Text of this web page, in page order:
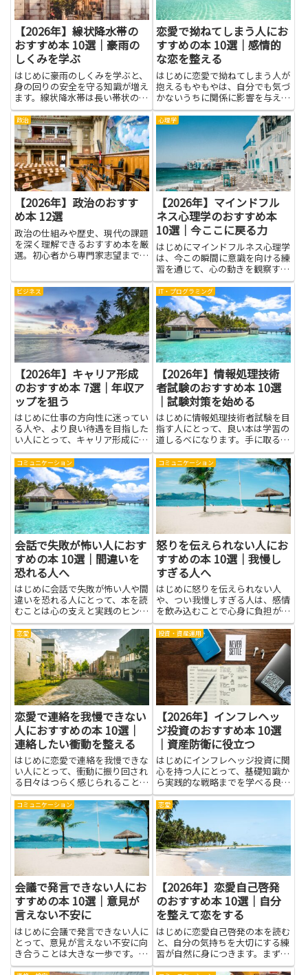
【2026年】線状降水帯の
おすすめ本 10選｜豪雨の
しくみを学ぶ
はじめに豪雨のしくみを学ぶと、
身の回りの安全を守る知識が増え
ます。線状降水帯は長い帯状の雨
で、突然の大雨や洪水を引き起こ
す原因の一つです。このテーマを
扱う本を手に取ると、雨がどのよ
うに集まり、どんな特徴があるの
かを、難しくない言葉で理解で
き...
恋愛で拗ねてしまう人にお
すすめの本 10選｜感情的
な恋を整える
はじめに恋愛で拗ねてしまう人が
抱えるもやもやは、自分でも気づ
かないうちに関係に影響を与えが
ちです。拗ねる行動の裏には、不
安や期待、自己防衛などさまざま
な感情があり、それを理解するこ
とで見える風景が変わります。本
を通して感情の仕組みや相手と
の...
政治
【2026年】政治のおすす
め本 12選
政治の仕組みや歴史、現代の課題
を深く理解できるおすすめ本を厳
選。初心者から専門家志望まで幅
心理学
【2026年】マインドフル
ネス心理学のおすすめ本
10選｜今ここに戻る力
はじめにマインドフルネス心理学
は、今この瞬間に意識を向ける練
習を通じて、心の動きを観察する
力を育てる分野です。読むとき
は、難しい理論よりも、日常の場
面で使える考え方に触れることが
多く、学校や仕事、家事の合間に
も取り入れやすいのが特徴です。
今...
ビジネス
【2026年】キャリア形成
のおすすめ本 7選｜年収ア
ップを狙う
はじめに仕事の方向性に迷ってい
る人や、より良い待遇を目指した
い人にとって、キャリア形成につ
いて学ぶことは大きな助けになり
ます。本で得られる知識は、目標
設定の仕方やスキルの磨き方、職
場での立ち回り方など、具体的な
行動に結びつけやすいのが特徴
で...
IT・プログラミング
【2026年】情報処理技術
者試験のおすすめ本 10選
｜試験対策を始める
はじめに情報処理技術者試験を目
指す人にとって、良い本は学習の
道しるべになります。手に取る
と、難解な仕組みがわかりやすく
整理され、覚えるべきポイントが
まとまって見えてきます。分野ご
との特徴や出題の傾向をつかむこ
とで、何を優先して学ぶべきかが
見...
コミュニケーション
会話で失敗が怖い人におす
すめの本 10選｜間違いを
恐れる人へ
はじめに会話で失敗が怖い人や間
違いを恐れる人にとって、本を読
むことは心の支えと実践のヒント
が同時に得られる方法です。間違
いを恐れる人が抱く不安は、話し
方の技術不足や失敗の捉え方に由
来することが多く、適切な知識に
触れるだけで見方が変わりま
す。...
コミュニケーション
怒りを伝えられない人にお
すすめの本 10選｜我慢し
すぎる人へ
はじめに怒りを伝えられない人
や、つい我慢しすぎる人は、感情
を飲み込むことで心身に負担がた
まりやすく、対人関係にもすれ違
いが生じがちです。この記事で紹
介する本を読むと、怒りの背景に
ある思い込みや期待を整理し、自
分の気持ちを言葉にする力を育て
ら...
恋愛
恋愛で連絡を我慢できない
人におすすめの本 10選｜
連絡したい衝動を整える
はじめに恋愛で連絡を我慢できな
い人にとって、衝動に振り回され
る日々はつらく感じられることが
多いです。本を通して学べば、な
ぜ頻繁に連絡を取りたくなるの
か、その背景にある感情や思考の
クセがわかります。感情の仕組み
を知ることで、衝動を整える具体
的...
投資・資産運用
【2026年】インフレヘッ
ジ投資のおすすめ本 10選
｜資産防衛に役立つ
はじめにインフレヘッジ投資に関
心を持つ人にとって、基礎知識か
ら実践的な戦略までを学べる良書
は強力な味方になります。本記事
では、資産防衛につながる視点で
選んだおすすめ本を紹介します。
書籍を読むことで、インフレの仕
組みやその影響を理解し、現金
以...
コミュニケーション
会議で発言できない人にお
すすめの本 10選｜意見が
言えない不安に
はじめに会議で発言できない人に
とって、意見が言えない不安に向
き合うことは大きな一歩です。本
で学べるのは、ただのノウハウだ
恋愛
【2026年】恋愛自己啓発
のおすすめ本 10選｜自分
を整えて恋をする
はじめに恋愛自己啓発の本を読む
と、自分の気持ちを大切にする練
習が自然に身につきます。まず自
分が何を望むかを言葉にする力が